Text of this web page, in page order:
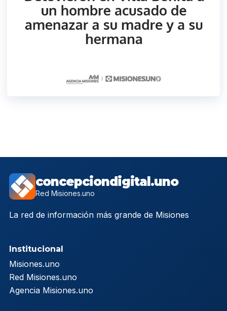
concepciondigital.uno
Red Misiones.uno
La red de información más grande de Misiones
Institucional
Misiones.uno
Red Misiones.uno
Agencia Misiones.uno